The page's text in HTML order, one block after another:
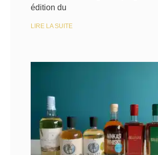
édition du
LIRE LA SUITE